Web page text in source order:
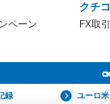
ペーン
クチ
FX取
録 ユーロ